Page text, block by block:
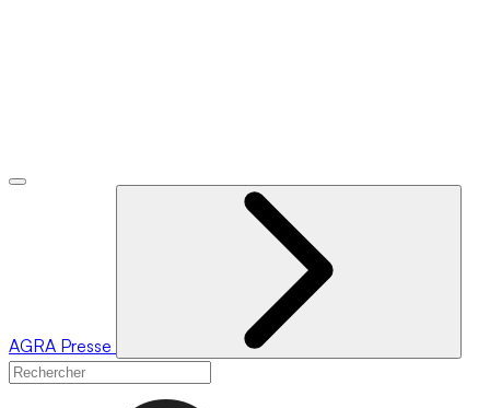
AGRA Presse